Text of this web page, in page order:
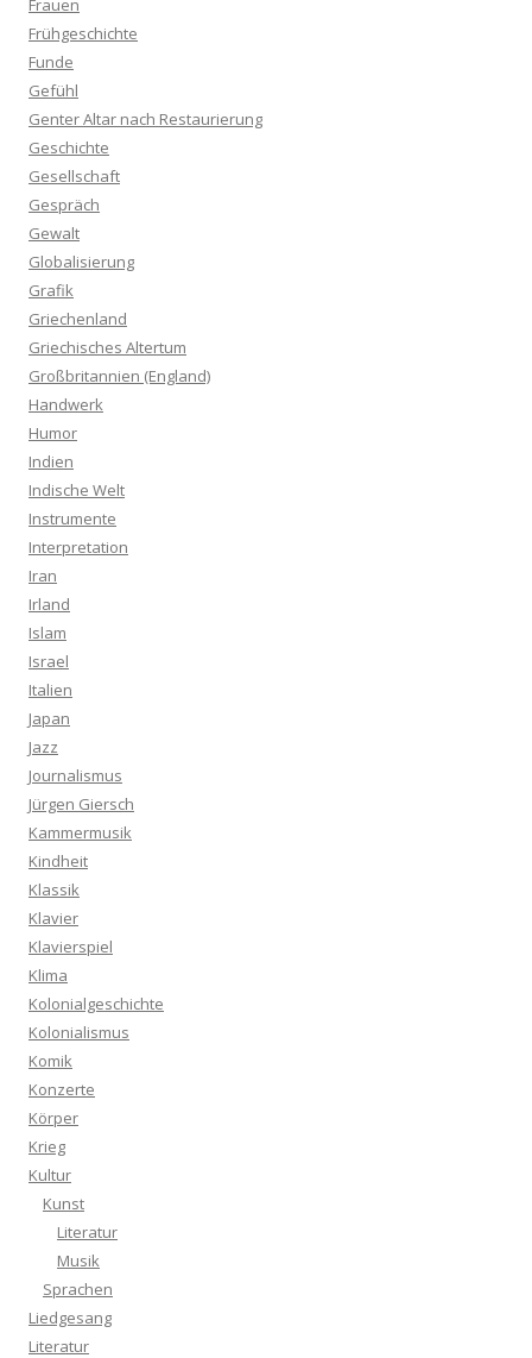
Frauen
Frühgeschichte
Funde
Gefühl
Genter Altar nach Restaurierung
Geschichte
Gesellschaft
Gespräch
Gewalt
Globalisierung
Grafik
Griechenland
Griechisches Altertum
Großbritannien (England)
Handwerk
Humor
Indien
Indische Welt
Instrumente
Interpretation
Iran
Irland
Islam
Israel
Italien
Japan
Jazz
Journalismus
Jürgen Giersch
Kammermusik
Kindheit
Klassik
Klavier
Klavierspiel
Klima
Kolonialgeschichte
Kolonialismus
Komik
Konzerte
Körper
Krieg
Kultur
Kunst
Literatur
Musik
Sprachen
Liedgesang
Literatur